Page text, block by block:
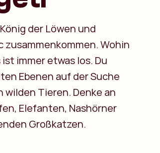
der Löwen und
zusammenkommen. Wohin
immer etwas los. Du
Ebenen auf der Suche
wilden Tieren. Denke an
Elefanten, Nashörner
Großkatzen.